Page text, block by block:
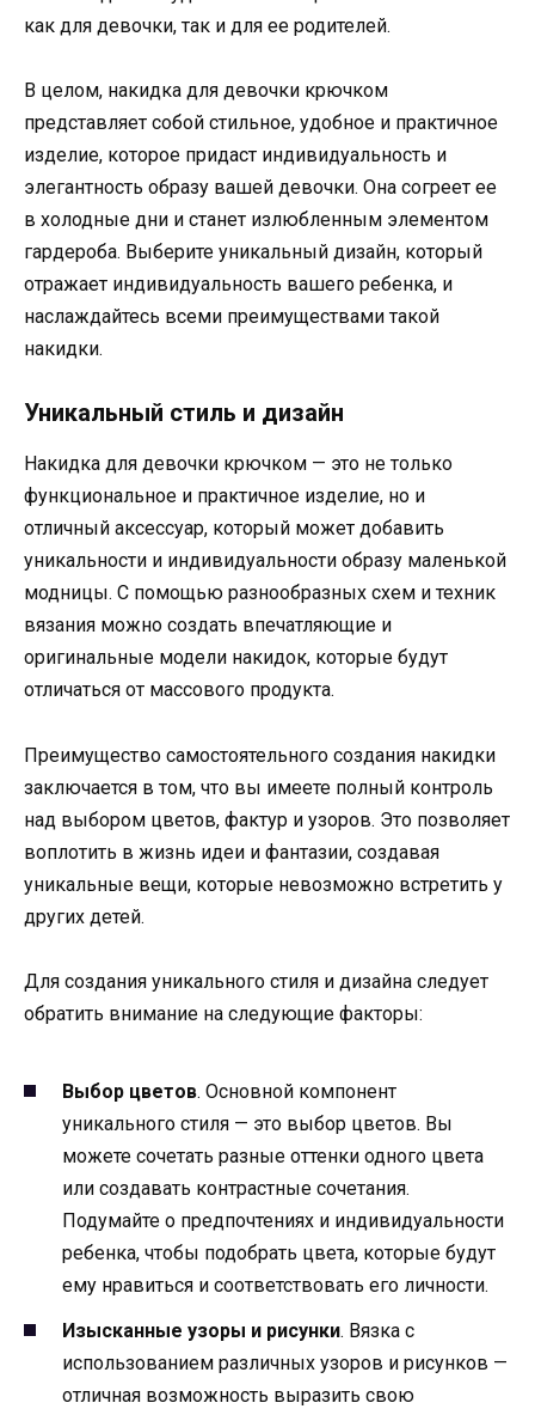
как для девочки, так и для ее родителей.
В целом, накидка для девочки крючком
представляет собой стильное, удобное и практичное
изделие, которое придаст индивидуальность и
элегантность образу вашей девочки. Она согреет ее
в холодные дни и станет излюбленным элементом
гардероба. Выберите уникальный дизайн, который
отражает индивидуальность вашего ребенка, и
наслаждайтесь всеми преимуществами такой
накидки.
Уникальный стиль и дизайн
Накидка для девочки крючком — это не только
функциональное и практичное изделие, но и
отличный аксессуар, который может добавить
уникальности и индивидуальности образу маленькой
модницы. С помощью разнообразных схем и техник
вязания можно создать впечатляющие и
оригинальные модели накидок, которые будут
отличаться от массового продукта.
Преимущество самостоятельного создания накидки
заключается в том, что вы имеете полный контроль
над выбором цветов, фактур и узоров. Это позволяет
воплотить в жизнь идеи и фантазии, создавая
уникальные вещи, которые невозможно встретить у
других детей.
Для создания уникального стиля и дизайна следует
обратить внимание на следующие факторы:
Выбор цветов. Основной компонент
уникального стиля — это выбор цветов. Вы
можете сочетать разные оттенки одного цвета
или создавать контрастные сочетания.
Подумайте о предпочтениях и индивидуальности
ребенка, чтобы подобрать цвета, которые будут
ему нравиться и соответствовать его личности.
Изысканные узоры и рисунки. Вязка с
использованием различных узоров и рисунков —
отличная возможность выразить свою